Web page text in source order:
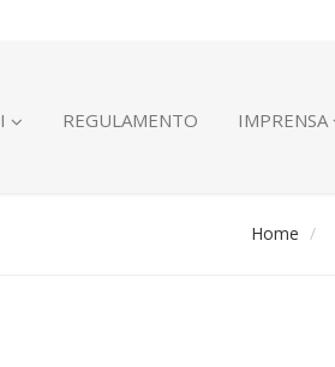
REGULAMENTO IMPRENSA
Home